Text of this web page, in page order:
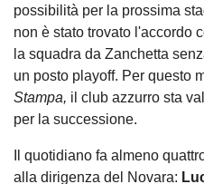
possibilità per la prossima
non è stato trovato l'accordo
la squadra da Zanchetta
un posto playoff. Per questo
Stampa, il club azzurro sta
per la successione.
Il quotidiano fa almeno
alla dirigenza del Novara: